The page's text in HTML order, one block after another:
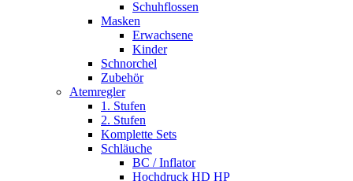
Schuhflossen
Masken
Erwachsene
Kinder
Schnorchel
Zubehör
Atemregler
1. Stufen
2. Stufen
Komplette Sets
Schläuche
BC / Inflator
Hochdruck HD HP